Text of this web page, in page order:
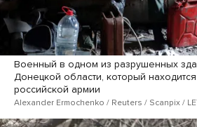
Военный в одном из разрушенных
Донецкой области, который
российской армии
Alexander Ermochenko / Reuters / Scanpix /